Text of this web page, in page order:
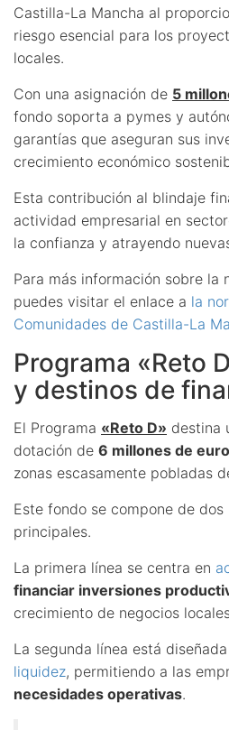
Castilla-La Mancha al
riesgo esencial para los
locales.
Con una asignación de 5
fondo soporta a pymes y
garantías que aseguran sus
crecimiento económico
Esta contribución al blindaje
actividad empresarial en
la confianza y atrayendo
Para más información sobre la
puedes visitar el enlace a la
Comunidades de Castilla-La
Programa «Reto
y destinos de
El Programa «Reto D» destina
dotación de 6 millones de
zonas escasamente pobladas
Este fondo se compone de
principales.
La primera línea se centra en
financiar inversiones
crecimiento de negocios
La segunda línea está
liquidez, permitiendo a las
necesidades operativas.